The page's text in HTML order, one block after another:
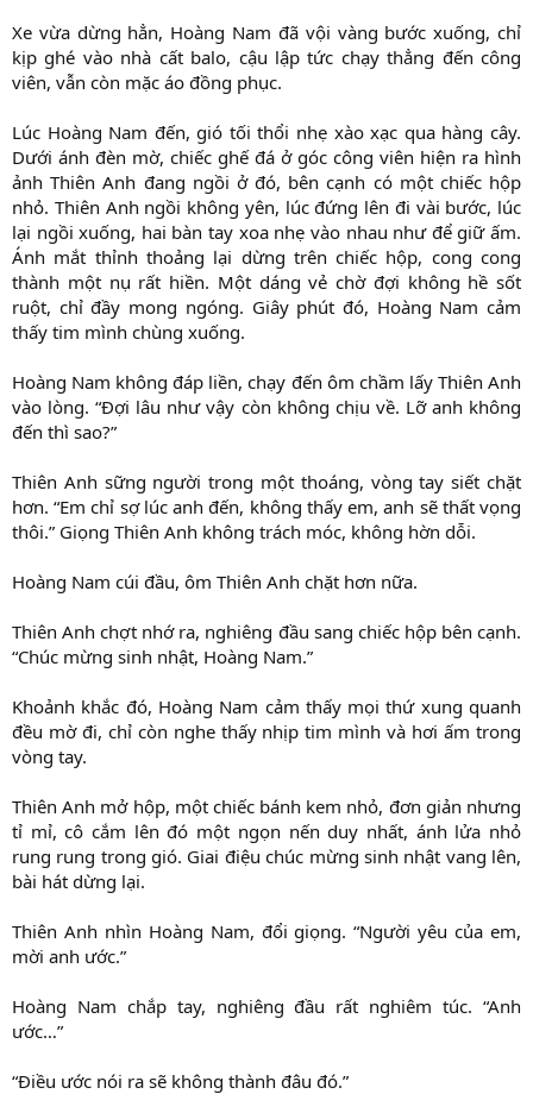
Xe vừa dừng hẳn, Hoàng Nam đã vội vàng bước xuống, chỉ
kịp ghé vào nhà cất balo, cậu lập tức chạy thẳng đến công
viên, vẫn còn mặc áo đồng phục.
Lúc Hoàng Nam đến, gió tối thổi nhẹ xào xạc qua hàng cây.
Dưới ánh đèn mờ, chiếc ghế đá ở góc công viên hiện ra hình
ảnh Thiên Anh đang ngồi ở đó, bên cạnh có một chiếc hộp
nhỏ. Thiên Anh ngồi không yên, lúc đứng lên đi vài bước, lúc
lại ngồi xuống, hai bàn tay xoa nhẹ vào nhau như để giữ ấm.
Ánh mắt thỉnh thoảng lại dừng trên chiếc hộp, cong cong
thành một nụ rất hiền. Một dáng vẻ chờ đợi không hề sốt
ruột, chỉ đầy mong ngóng. Giây phút đó, Hoàng Nam cảm
thấy tim mình chùng xuống.
Hoàng Nam không đáp liền, chạy đến ôm chầm lấy Thiên Anh
vào lòng. “Đợi lâu như vậy còn không chịu về. Lỡ anh không
đến thì sao?”
Thiên Anh sững người trong một thoáng, vòng tay siết chặt
hơn. “Em chỉ sợ lúc anh đến, không thấy em, anh sẽ thất vọng
thôi.” Giọng Thiên Anh không trách móc, không hờn dỗi.
Hoàng Nam cúi đầu, ôm Thiên Anh chặt hơn nữa.
Thiên Anh chợt nhớ ra, nghiêng đầu sang chiếc hộp bên cạnh.
“Chúc mừng sinh nhật, Hoàng Nam.”
Khoảnh khắc đó, Hoàng Nam cảm thấy mọi thứ xung quanh
đều mờ đi, chỉ còn nghe thấy nhịp tim mình và hơi ấm trong
vòng tay.
Thiên Anh mở hộp, một chiếc bánh kem nhỏ, đơn giản nhưng
tỉ mỉ, cô cắm lên đó một ngọn nến duy nhất, ánh lửa nhỏ
rung rung trong gió. Giai điệu chúc mừng sinh nhật vang lên,
bài hát dừng lại.
Thiên Anh nhìn Hoàng Nam, đổi giọng. “Người yêu của em,
mời anh ước.”
Hoàng Nam chắp tay, nghiêng đầu rất nghiêm túc. “Anh
ước…”
“Điều ước nói ra sẽ không thành đâu đó.”